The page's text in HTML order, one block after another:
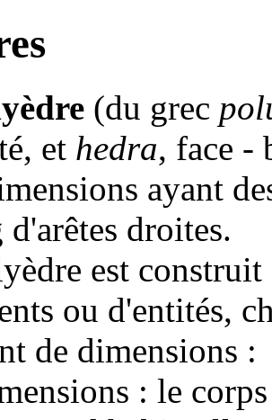
(du grec
et hedra, face -
ayant
droites.
est
ou d'entités,
de dimensions :
: le